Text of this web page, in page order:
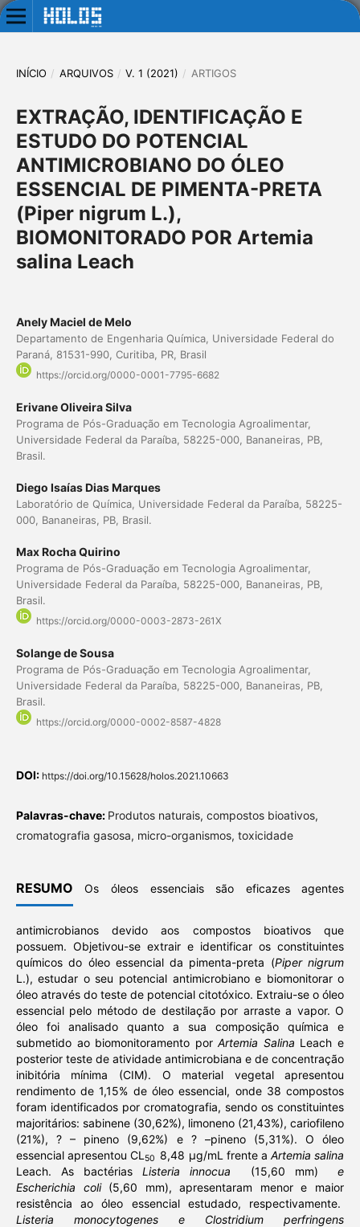
INÍCIO / ARQUIVOS / V. 1 (2021) / ARTIGOS
EXTRAÇÃO, IDENTIFICAÇÃO E
ESTUDO DO POTENCIAL
ANTIMICROBIANO DO ÓLEO
ESSENCIAL DE PIMENTA-PRETA
(Piper nigrum L.),
BIOMONITORADO POR Artemia
salina Leach
Anely Maciel de Melo
Departamento de Engenharia Química, Universidade Federal do
Paraná, 81531-990, Curitiba, PR, Brasil
https://orcid.org/0000-0001-7795-6682
Erivane Oliveira Silva
Programa de Pós-Graduação em Tecnologia Agroalimentar,
Universidade Federal da Paraíba, 58225-000, Bananeiras, PB,
Brasil.
Diego Isaías Dias Marques
Laboratório de Química, Universidade Federal da Paraíba, 58225-
000, Bananeiras, PB, Brasil.
Max Rocha Quirino
Programa de Pós-Graduação em Tecnologia Agroalimentar,
Universidade Federal da Paraíba, 58225-000, Bananeiras, PB,
Brasil.
https://orcid.org/0000-0003-2873-261X
Solange de Sousa
Programa de Pós-Graduação em Tecnologia Agroalimentar,
Universidade Federal da Paraíba, 58225-000, Bananeiras, PB,
Brasil.
https://orcid.org/0000-0002-8587-4828
DOI: https://doi.org/10.15628/holos.2021.10663
Palavras-chave: Produtos naturais, compostos bioativos,
cromatografia gasosa, micro-organismos, toxicidade
RESUMO Os óleos essenciais são eficazes agentes
antimicrobianos devido aos compostos bioativos que
possuem. Objetivou-se extrair e identificar os constituintes
químicos do óleo essencial da pimenta-preta (Piper nigrum
L.), estudar o seu potencial antimicrobiano e biomonitorar o
óleo através do teste de potencial citotóxico. Extraiu-se o óleo
essencial pelo método de destilação por arraste a vapor. O
óleo foi analisado quanto a sua composição química e
submetido ao biomonitoramento porArtemia Salina Leach e
posterior teste de atividade antimicrobiana e de concentração
inibitória mínima (CIM). O material vegetal apresentou
rendimento de 1,15% de óleo essencial, onde 38 compostos
foram identificados por cromatografia, sendo os constituintes
majoritários: sabinene (30,62%), limoneno (21,43%), cariofileno
(21%), ? – pineno (9,62%) e ? –pineno (5,31%). O óleo
essencial apresentou CL 50 8,48 µg/mL frente a Artemia salina
Leach. As bactériasListeria innocua (15,60 mm) e
Escherichia coli (5,60 mm), apresentaram menor e maior
resistência ao óleo essencial estudado, respectivamente.
Listeria monocytogenes e Clostridium perfringens